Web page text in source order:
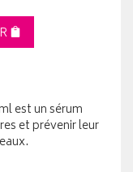
est un sérum
et prévenir leur